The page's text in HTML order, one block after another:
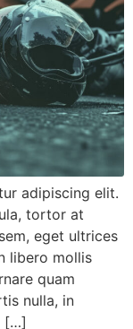
adipiscing elit.
tortor at
eget ultrices
libero mollis
quam
nulla, in
[…]